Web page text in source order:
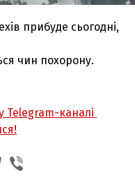
прибуде сьогодні,
чин похорону.
Telegram-каналі